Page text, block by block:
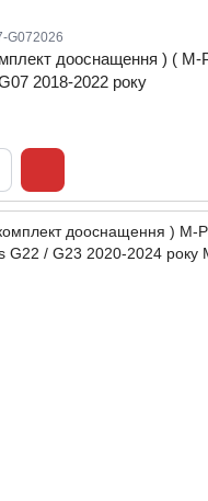
G072026
дооснащення ) (
2018-2022 року